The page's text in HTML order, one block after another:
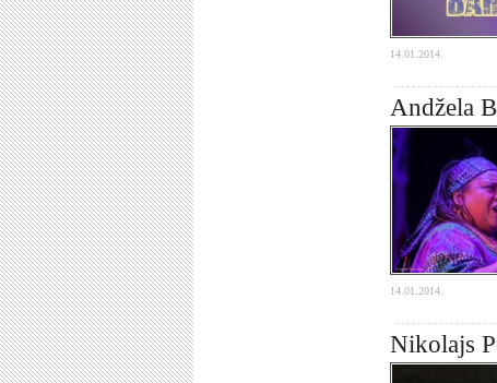
14.01.2014.
Andžela
14.01.2014.
Nikolajs